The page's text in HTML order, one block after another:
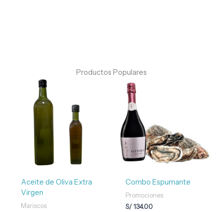
Productos Populares
Aceite de Oliva Extra
Virgen
Mariscos
desde
S/ 60.00
hasta
Combo Espumante
Promociones
S/134.00